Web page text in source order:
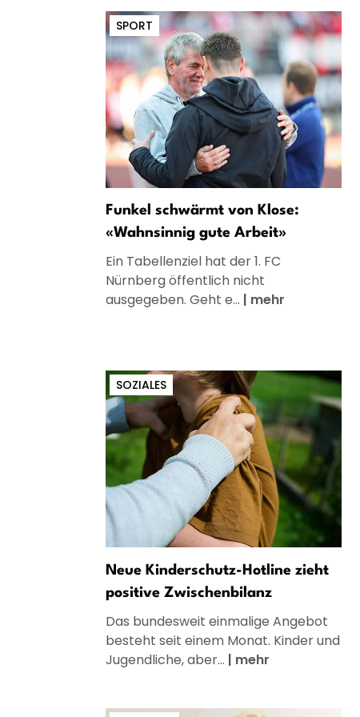
SPORT
Funkel schwärmt von Klose:
«Wahnsinnig gute Arbeit»
Ein Tabellenziel hat der 1. FC
Nürnberg öffentlich nicht
ausgegeben. Geht e... | mehr
SOZIALES
Neue Kinderschutz-Hotline zieht
positive Zwischenbilanz
Das bundesweit einmalige Angebot
besteht seit einem Monat. Kinder und
Jugendliche, aber... | mehr